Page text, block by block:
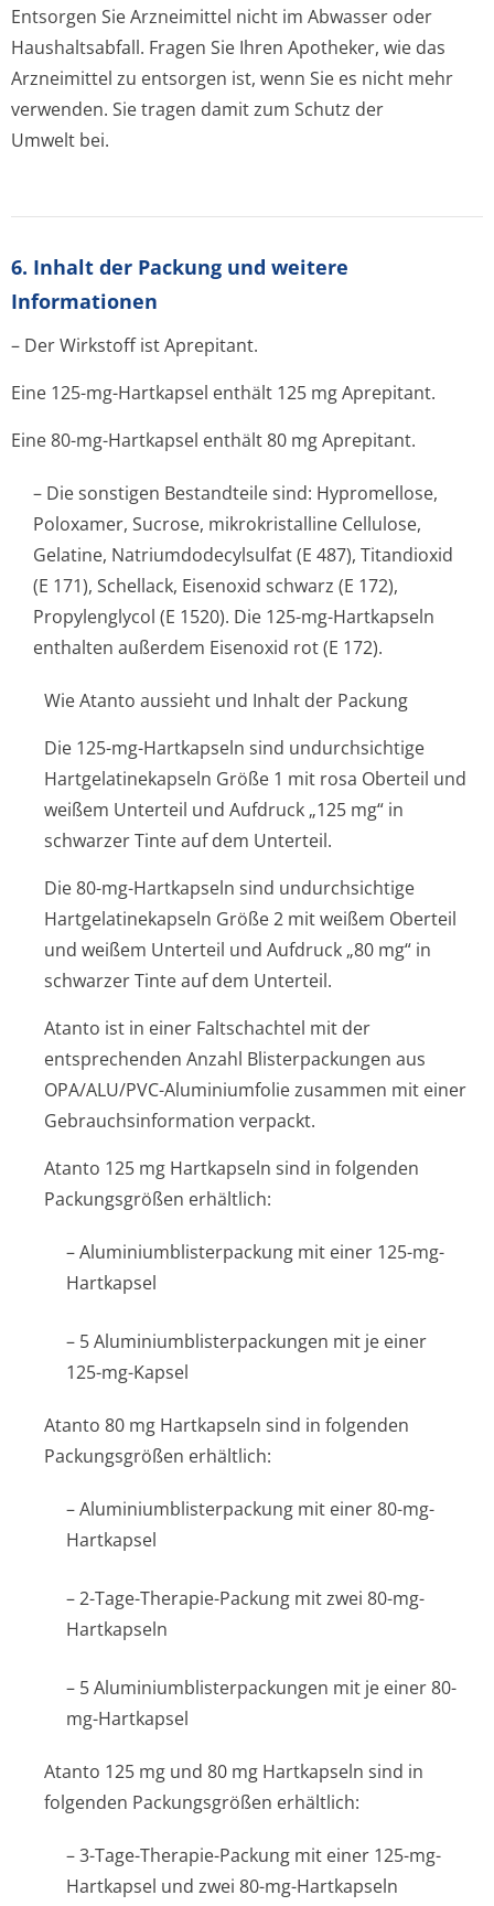
Entsorgen Sie Arzneimittel nicht im Abwasser oder
Haushaltsabfall. Fragen Sie Ihren Apotheker, wie das
Arzneimittel zu entsorgen ist, wenn Sie es nicht mehr
verwenden. Sie tragen damit zum Schutz der
Umwelt bei.
6. Inhalt der Packung und weitere
Informationen
– Der Wirkstoff ist Aprepitant.
Eine 125-mg-Hartkapsel enthält 125 mg Aprepitant.
Eine 80-mg-Hartkapsel enthält 80 mg Aprepitant.
– Die sonstigen Bestandteile sind: Hypromellose,
Poloxamer, Sucrose, mikrokristalline Cellulose,
Gelatine, Natriumdodecyl­sulfat (E 487), Titandioxid
(E 171), Schellack, Eisenoxid schwarz (E 172),
Propylenglycol (E 1520). Die 125-mg-Hartkapseln
enthalten außerdem Eisenoxid rot (E 172).
Wie Atanto aussieht und Inhalt der Packung
Die 125-mg-Hartkapseln sind undurchsichtige
Hartgelatinekapseln Größe 1 mit rosa Oberteil und
weißem Unterteil und Aufdruck „125 mg“ in
schwarzer Tinte auf dem Unterteil.
Die 80-mg-Hartkapseln sind undurchsichtige
Hartgelatinekapseln Größe 2 mit weißem Oberteil
und weißem Unterteil und Aufdruck „80 mg“ in
schwarzer Tinte auf dem Unterteil.
Atanto ist in einer Faltschachtel mit der
entsprechenden Anzahl Blisterpackungen aus
OPA/ALU/PVC-Aluminiumfolie zusammen mit einer
Gebrauchsinfor­mation verpackt.
Atanto 125 mg Hartkapseln sind in folgenden
Packungsgrößen erhältlich:
– Aluminiumblis­terpackung mit einer 125-mg-
Hartkapsel
– 5 Aluminiumblis­terpackungen mit je einer
125-mg-Kapsel
Atanto 80 mg Hartkapseln sind in folgenden
Packungsgrößen erhältlich:
– Aluminiumblis­terpackung mit einer 80-mg-
Hartkapsel
– 2-Tage-Therapie-Packung mit zwei 80-mg-
Hartkapseln
– 5 Aluminiumblis­terpackungen mit je einer 80-
mg-Hartkapsel
Atanto 125 mg und 80 mg Hartkapseln sind in
folgenden Packungsgrößen erhältlich:
– 3-Tage-Therapie-Packung mit einer 125-mg-
Hartkapsel und zwei 80-mg-Hartkapseln